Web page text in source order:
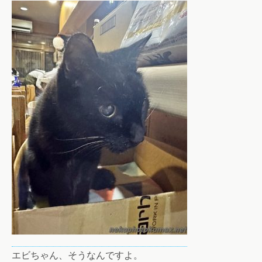
エビちゃん、そうなんですよ。